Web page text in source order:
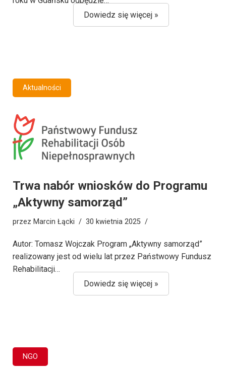
Dowiedz się więcej »
Trwa nabór wniosków do Programu
„Aktywny samorząd”
przez Marcin Łącki 30 kwietnia 2025
Aktualności
Autor: Tomasz Wojczak Program „Aktywny samorząd”
realizowany jest od wielu lat przez Państwowy Fundusz
Rehabilitacji…
Dowiedz się więcej »
NGO